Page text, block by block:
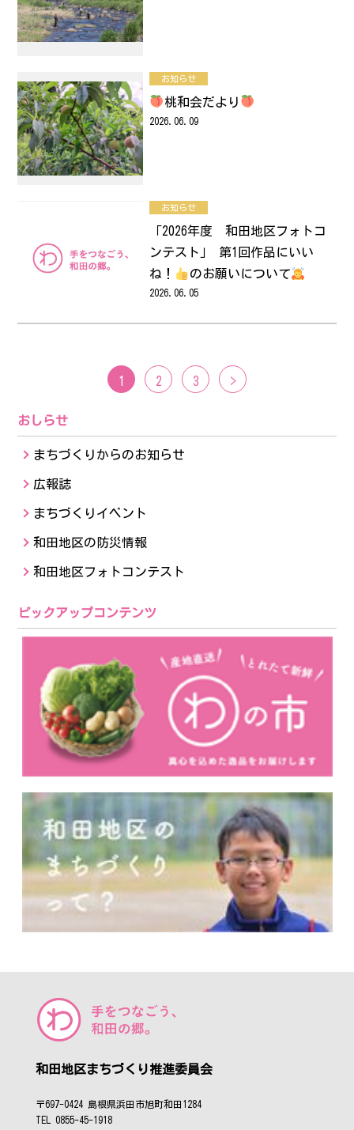
お知らせ
桃和会だより
2026.06.09
お知らせ
「2026年度 和田地区フォトコ
ンテスト」 第1回作品にいい
ね！
のお願いについて
2026.06.05
1 2 3 >
おしらせ
まちづくりからのお知らせ
広報誌
まちづくりイベント
和田地区の防災情報
和田地区フォトコンテスト
ピックアップコンテンツ
和田地区まちづくり推進委員会
〒697-0424 島根県浜田市旭町和田1284
TEL 0855-45-1918